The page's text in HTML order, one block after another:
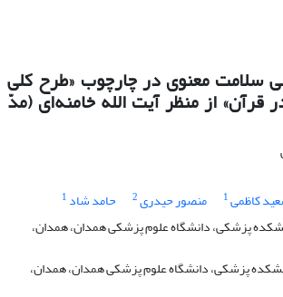
سلامت معنوی در چارچوب «طرح کلی
قرآن» از منظر آیت الله خامنه‌ای (مدّ
کاظمی1 منصور حیدری2 حامد شاد 1
پزشکی، دانشگاه علوم پزشکی همدان، همدان،
پزشکی، دانشگاه علوم پزشکی همدان، همدان،